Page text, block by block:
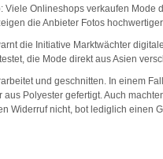
Viele Onlineshops verkaufen Mode
die Anbieter Fotos
die Initiative Marktwächter
die Mode direkt aus Asien
und geschnitten. In einem
Polyester gefertigt. Auch
Widerruf nicht, bot lediglich einen